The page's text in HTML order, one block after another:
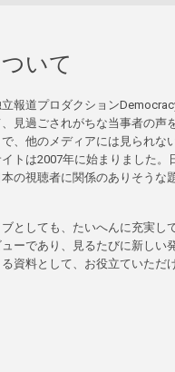
いて
報道プロダクション
見過ごされがちな当事者の声
、他のメディアには見られな
トは2007年に始まりました。
の視聴者に関係のありそうな
としても、たいへんに充実し
ーであり、見るたびに新しい
資料として、お役立ていただ